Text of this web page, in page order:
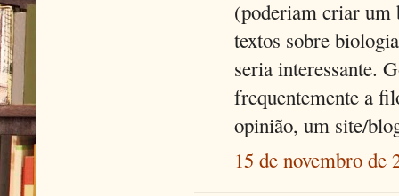
(poderiam criar um
textos sobre
seria interessante.
frequentemente a
opinião, um site/
15 de novembro de